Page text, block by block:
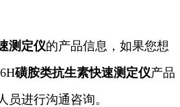
测定仪的产品信息，如果您想
磺胺类抗生素快速测定仪产品
员进行沟通咨询。